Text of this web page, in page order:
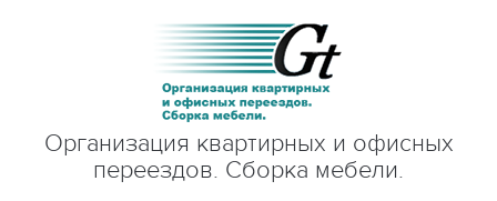
Организация квартирных и офисных
переездов. Сборка мебели.